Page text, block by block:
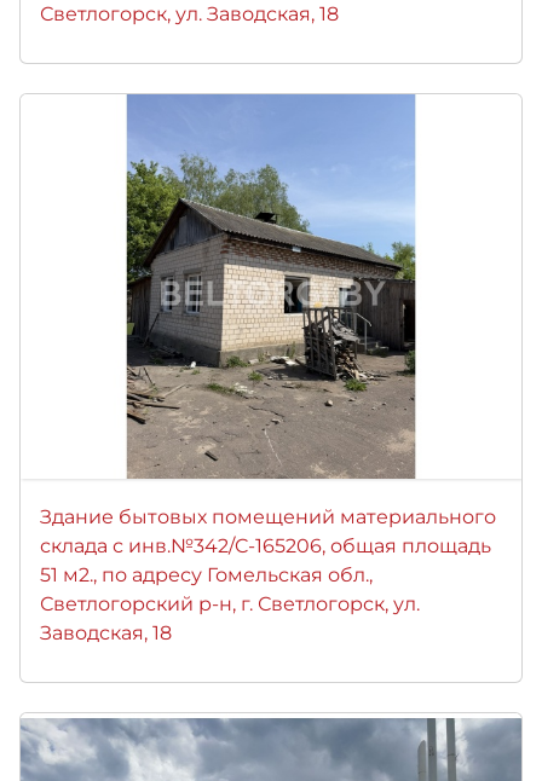
Светлогорск, ул. Заводская, 18
Здание бытовых помещений материального
склада с инв.№342/C-165206, общая площадь
51 м2., по адресу Гомельская обл.,
Светлогорский р-н, г. Светлогорск, ул.
Заводская, 18